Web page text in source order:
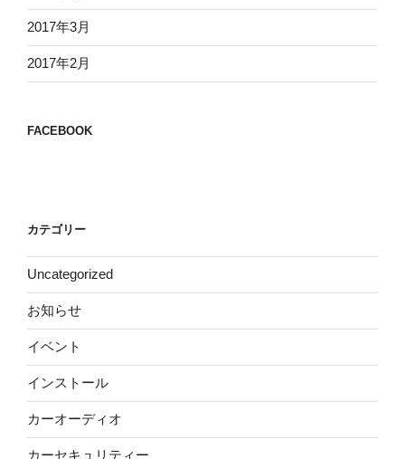
2017年3月
2017年2月
FACEBOOK
カテゴリー
Uncategorized
お知らせ
イベント
インストール
カーオーディオ
カーセキュリティー